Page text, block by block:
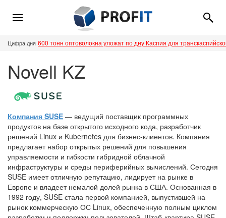
Цифра дня 600 тонн оптоволокна уложат по дну Каспия для
Novell KZ
Компания SUSE — ведущий поставщик программных
продуктов на базе открытого исходного кода, разработчик
решений Linux и Kubernetes для бизнес-клиентов. Компания
предлагает набор открытых решений для повышения
управляемости и гибкости гибридной облачной
инфраструктуры и среды периферийных вычислений. Сегодня
SUSE имеет отличную репутацию, лидирует на рынке в
Европе и владеет немалой долей рынка в США. Основанная в
1992 году, SUSE стала первой компанией, выпустившей на
рынок коммерческую ОС Linux, обеспеченную полным циклом